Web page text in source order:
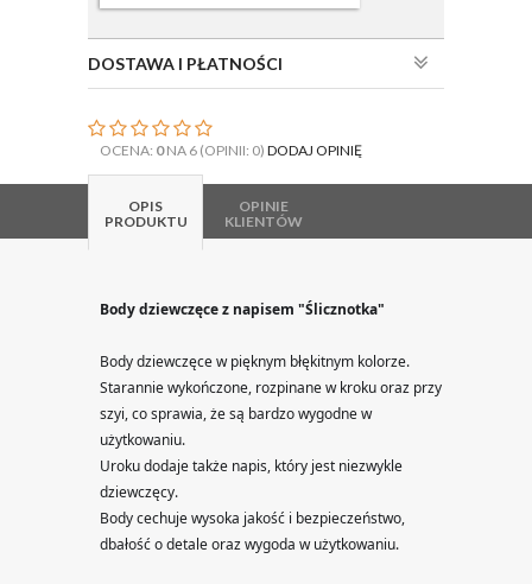
DOSTAWA I PŁATNOŚCI
OCENA: 0NA 6 (OPINII: 0) DODAJ OPINIĘ
OPIS
PRODUKTU
OPINIE
KLIENTÓW
Body dziewczęce z napisem "Ślicznotka"
Body dziewczęce w pięknym błękitnym kolorze.
Starannie wykończone, rozpinane w kroku oraz przy
szyi, co sprawia, że są bardzo wygodne w
użytkowaniu.
Uroku dodaje także napis, który jest niezwykle
dziewczęcy.
Body cechuje wysoka jakość i bezpieczeństwo,
dbałość o detale oraz wygoda w użytkowaniu.